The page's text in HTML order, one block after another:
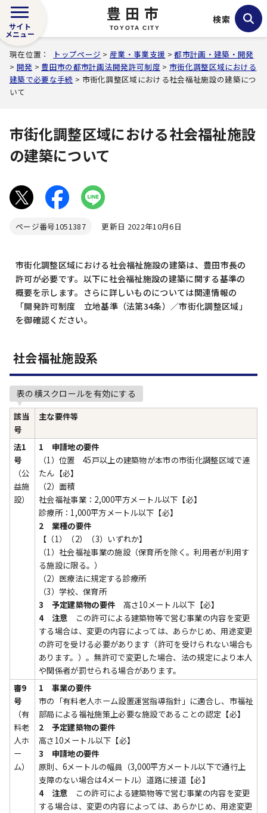
豊田市
TOYOTA CITY
サイト
メニュー
検索
現在位置： トップページ > 産業・事業支援 >都市計画・建築・開発
> 開発 > 豊田市の都市計画法開発許可制度 >市街化調整区域における
建築で必要な手続 > 市街化調整区域における社会福祉施設の建築につ
いて
市街化調整区域における社会福祉施設
の建築について
ページ番号1051387 更新日 2022年10月6日
市街化調整区域における社会福祉施設の建築は、豊田市長の
許可が必要です。以下に社会福祉施設の建築に関する基準の
概要を示します。さらに詳しいものについては関連情報の
「開発許可制度 立地基準（法第34条）／市街化調整区域」
を御確認ください。
社会福祉施設系
表の横スクロールを有効にする
該当
号
主な要件等
法1
号
（公
益施
設）
1 申請地の要件
（1）位置 45戸以上の建築物が本市の市街化調整区域で連
たん【必】
（2）面積
社会福祉事業：2,000平方メートル以下【必】
診療所：1,000平方メートル以下【必】
2 業種の要件
【（1）（2）（3）いずれか】
（1）社会福祉事業の施設（保育所を除く。利用者が利用す
る施設に限る。）
（2）医療法に規定する診療所
（3）学校、保育所
3 予定建築物の要件 高さ10メートル以下【必】
4 注意 この許可による建築物等で営む事業の内容を変更
する場合は、変更の内容によっては、あらかじめ、用途変更
の許可を受ける必要があります（許可を受けられない場合も
あります。）。無許可で変更した場合、法の規定により本人
や関係者が罰せられる場合があります。
審9
号
（有
料老
人ホ
ー
ム）
1 事業の要件
市の「有料老人ホーム設置運営指導指針」に適合し、市福祉
部局による福祉施策上必要な施設であることの認定【必】
2 予定建築物の要件
高さ10メートル以下【必】
3 申請地の要件
原則、6メートルの幅員（3,000平方メートル以下で通行上
支障のない場合は4メートル）道路に接道【必】
4 注意 この許可による建築物等で営む事業の内容を変更
する場合は、変更の内容によっては、あらかじめ、用途変更